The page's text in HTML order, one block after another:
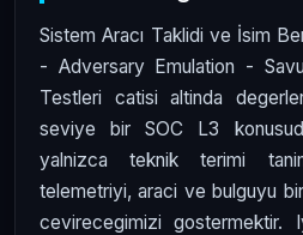
Sistem Aracı Taklidi ve İsim
- Adversary Emulation -
Testleri catisi altinda
seviye bir SOC L3
yalnizca teknik terimi
telemetriyi, araci ve bulguyu
cevirecegimizi